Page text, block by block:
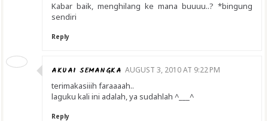
Kabar baik, menghilang ke mana buuuu..? *bingung
sendiri
Reply
AKUAI SEMANGKA AUGUST 3, 2010 AT 9:22 PM
terimakasiiih faraaaah..
laguku kali ini adalah, ya sudahlah ^___^
Reply